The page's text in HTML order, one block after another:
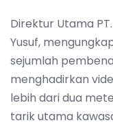
Direktur Utama
Yusuf,
sejumlah
menghadirkan
lebih dari dua
tarik utama